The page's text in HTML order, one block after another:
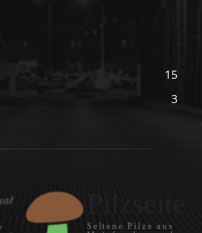
15
3
Seltene Pilze aus